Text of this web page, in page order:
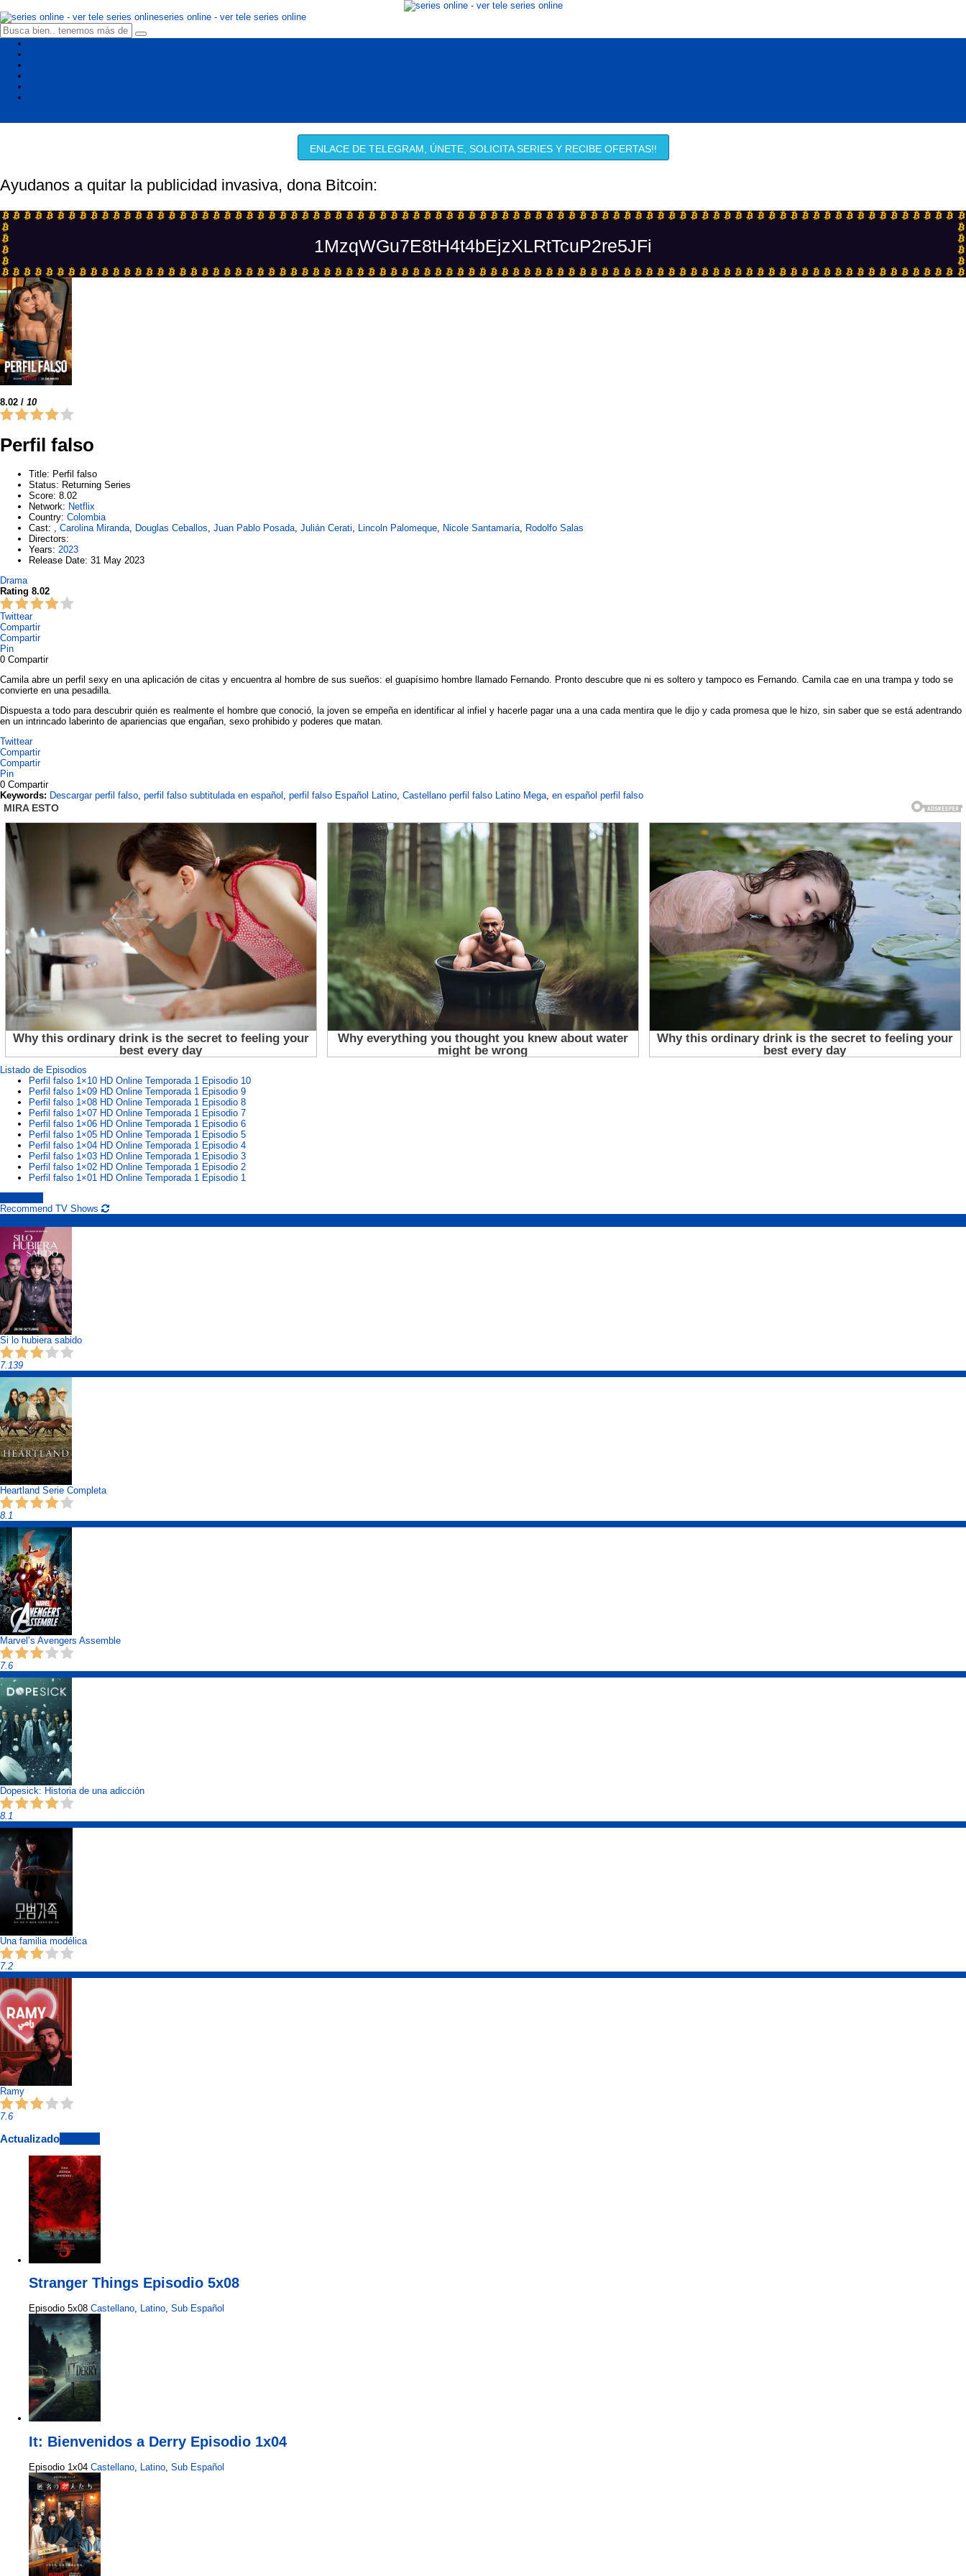
series online - ver tele series online
ENLACE DE TELEGRAM, ÚNETE, SOLICITA SERIES Y RECIBE OFERTAS!!
Ayudanos a quitar la publicidad invasiva, dona Bitcoin:
1MzqWGu7E8tH4t4bEjzXLRtTcuP2re5JFi
8.02 / 10
Perfil falso
Title: Perfil falso
Status: Returning Series
Score: 8.02
Network: Netflix
Country: Colombia
Cast: , Carolina Miranda, Douglas Ceballos, Juan Pablo Posada, Julián Cerati, Lincoln Palomeque, Nicole Santamaría, Rodolfo Salas
Directors:
Years: 2023
Release Date: 31 May 2023
Drama
Rating 8.02
Twittear
Compartir
Compartir
Pin
0 Compartir
Camila abre un perfil sexy en una aplicación de citas y encuentra al hombre de sus sueños: el guapísimo hombre llamado Fernando. Pronto descubre que ni es soltero y tampoco es Fernando. Camila cae en una trampa y todo se
convierte en una pesadilla.
Dispuesta a todo para descubrir quién es realmente el hombre que conoció, la joven se empeña en identificar al infiel y hacerle pagar una a una cada mentira que le dijo y cada promesa que le hizo, sin saber que se está adentrando
en un intrincado laberinto de apariencias que engañan, sexo prohibido y poderes que matan.
Twittear
Compartir
Compartir
Pin
0 Compartir
Keywords: Descargar perfil falso, perfil falso subtitulada en español , perfil falso Español Latino, Castellano perfil falso Latino Mega, en español perfil falso
Listado de Episodios
Perfil falso 1×10 HD Online Temporada 1 Episodio 10
Perfil falso 1×09 HD Online Temporada 1 Episodio 9
Perfil falso 1×08 HD Online Temporada 1 Episodio 8
Perfil falso 1×07 HD Online Temporada 1 Episodio 7
Perfil falso 1×06 HD Online Temporada 1 Episodio 6
Perfil falso 1×05 HD Online Temporada 1 Episodio 5
Perfil falso 1×04 HD Online Temporada 1 Episodio 4
Perfil falso 1×03 HD Online Temporada 1 Episodio 3
Perfil falso 1×02 HD Online Temporada 1 Episodio 2
Perfil falso 1×01 HD Online Temporada 1 Episodio 1
Recommend TV Shows
Si lo hubiera sabido
7.139
Heartland Serie Completa
8.1
Marvel’s Avengers Assemble
7.6
Dopesick: Historia de una adicción
8.1
Una familia modélica
7.2
Ramy
7.6
Actualizado
Stranger Things Episodio 5x08
Episodio 5x08 Castellano, Latino, Sub Español
It: Bienvenidos a Derry Episodio 1x04
Episodio 1x04 Castellano Latino Sub Español